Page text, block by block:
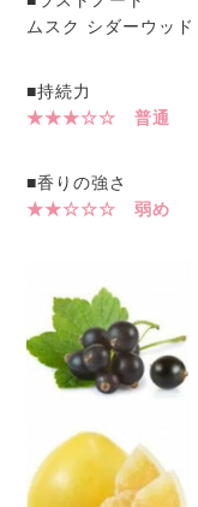
ムスク シダーウッド
■持続力
★★★☆☆ 普通
■香りの強さ
★★☆☆☆ 弱め